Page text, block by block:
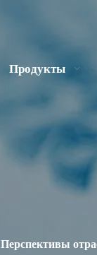
Продукты
Перспективы